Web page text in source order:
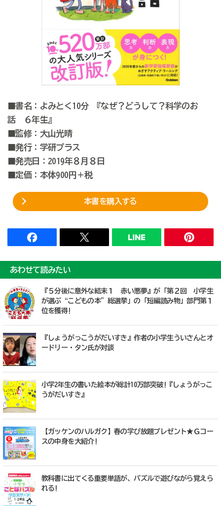
■書名：よみとく10分 『なぜ？どうして？科学のお
話 ６年生』
■監修：大山光晴
■発行：学研プラス
■発売日：2019年８月８日
■定価：本体900円＋税
本書を購入する
あわせて読みたい
『５分後に意外な結末１ 赤い悪夢』が「第２回 小学生
が選ぶ“こどもの本”総選挙」の「短編読み物」部門第１
位を獲得!
『しょうがっこうがだいすき』作者の小学生ういさんとオ
ードリー・タン氏が対談
小学2年生の書いた絵本が総計10万部突破!『しょうがっこ
うがだいすき』
【ガッケンのハルガク】春の学び放題プレゼント★Ｇコー
スの中身を大紹介!
教科書に出てくる重要単語が、パズルで遊びながら覚えら
れる!